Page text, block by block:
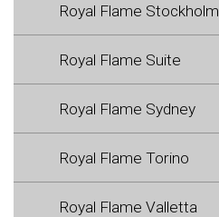
Royal Flame Stockholm
Royal Flame Suite
Royal Flame Sydney
Royal Flame Torino
Royal Flame Valletta